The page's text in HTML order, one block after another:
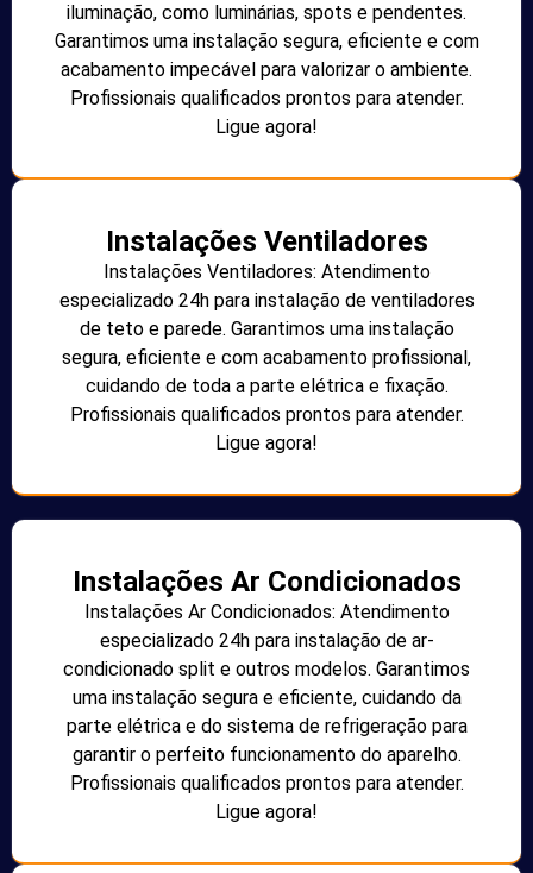
iluminação, como luminárias, spots e pendentes.
Garantimos uma instalação segura, eficiente e com
acabamento impecável para valorizar o ambiente.
Profissionais qualificados prontos para atender.
Ligue agora!
Instalações Ventiladores
Instalações Ventiladores: Atendimento
especializado 24h para instalação de ventiladores
de teto e parede. Garantimos uma instalação
segura, eficiente e com acabamento profissional,
cuidando de toda a parte elétrica e fixação.
Profissionais qualificados prontos para atender.
Ligue agora!
Instalações Ar Condicionados
Instalações Ar Condicionados: Atendimento
especializado 24h para instalação de ar-
condicionado split e outros modelos. Garantimos
uma instalação segura e eficiente, cuidando da
parte elétrica e do sistema de refrigeração para
garantir o perfeito funcionamento do aparelho.
Profissionais qualificados prontos para atender.
Ligue agora!